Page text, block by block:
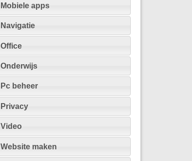
Mobiele apps
Navigatie
Office
Onderwijs
Pc beheer
Privacy
Video
Website maken